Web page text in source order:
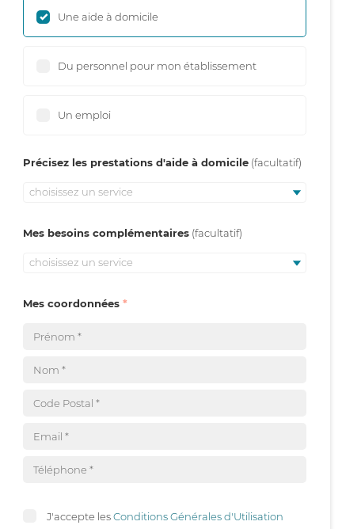
Une aide à domicile
Du personnel pour mon établissement
Un emploi
Précisez les prestations d'aide à domicile
choisissez un service
Mes besoins complémentaires
choisissez un service
Mes coordonnées
J'accepte lesConditions Générales d'Utilisation